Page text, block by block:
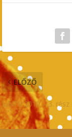
ELŐZŐ
JubiTV 2010 – 3.